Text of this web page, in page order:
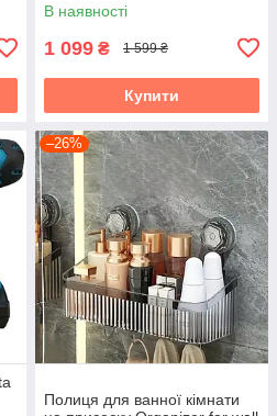
В наявності
1 099 ₴ 1 599 ₴
Купити
–26%
Полиця для ванної кімнати